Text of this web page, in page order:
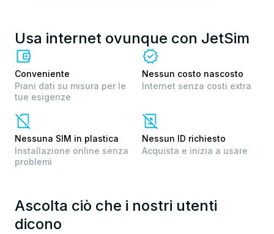
Usa internet ovunque con JetSim
Conveniente
Piani dati su misura per le
tue esigenze
Nessun costo nascosto
Internet senza costi extra
Nessuna SIM in plastica
Installazione online senza
problemi
Nessun ID richiesto
Acquista e inizia a usare
Ascolta ciò che i nostri utenti
dicono